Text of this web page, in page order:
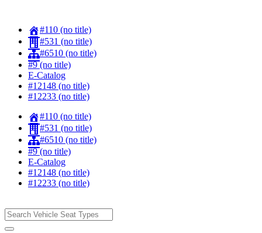
#110 (no title)
#531 (no title)
#6510 (no title)
#9 (no title)
E-Catalog
#12148 (no title)
#12233 (no title)
#110 (no title)
#531 (no title)
#6510 (no title)
#9 (no title)
E-Catalog
#12148 (no title)
#12233 (no title)